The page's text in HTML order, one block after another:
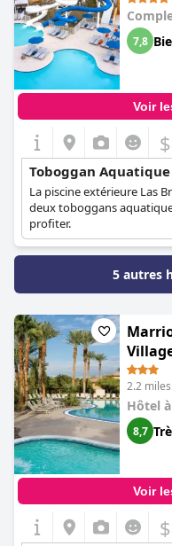
7,8
Voir
$
Toboggan Aquatique
La piscine extérieure Las
deux toboggans
profiter.
5 autres
2.2
Hôtel à
8,7
Voir
$